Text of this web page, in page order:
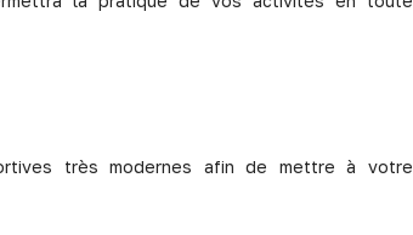
très modernes afin de mettre à votre